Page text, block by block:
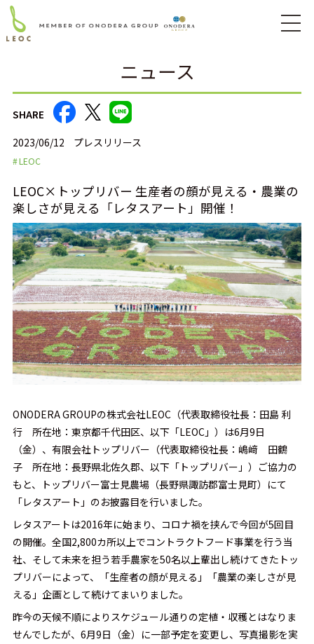
ニュース
2023/06/12 プレスリリース
LEOC
LEOC×トップリバー 生産者の顔が見える・農業の
楽しさが見える「レタスアート」開催！
ONODERA GROUPの株式会社LEOC（代表取締役社長：田島 利
行 所在地：東京都千代田区、以下「LEOC」）は6月9日
（金）、有限会社トップリバー（代表取締役社長：嶋﨑 田鶴
子 所在地：長野県北佐久郡、以下「トップリバー」）ご協力の
もと、トップリバー富士見農場（長野県諏訪郡富士見町）にて
「レタスアート」のお披露目を行いました。
レタスアートは2016年に始まり、コロナ禍を挟んで今回が5回目
の開催。全国2,800カ所以上でコントラクトフード事業を行う当
社、そして未来を担う若手農家を50名以上輩出し続けてきたトッ
プリバーによって、「生産者の顔が見える」「農業の楽しさが見
える」企画として続けてまいりました。
昨今の天候不順によりスケジュール通りの定植・収穫とはなりま
せんでしたが、6月9日（金）に一部予定を変更し、写真撮影を実
SHARE